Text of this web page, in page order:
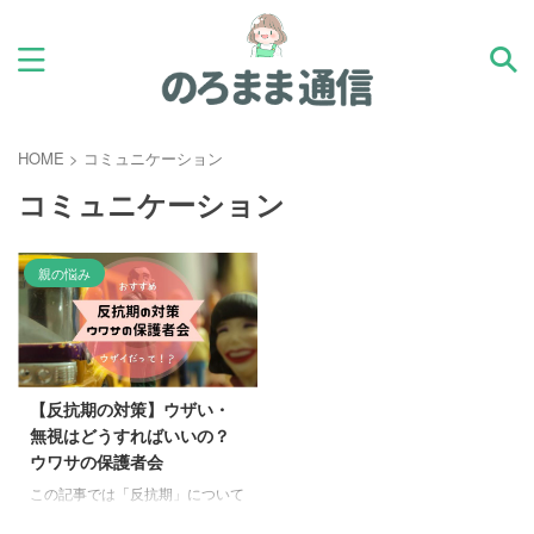
HOME > コミュニケーション
コミュニケーション
親の悩み
【反抗期の対策】ウザい・
無視はどうすればいいの？
ウワサの保護者会
この記事では「反抗期」について